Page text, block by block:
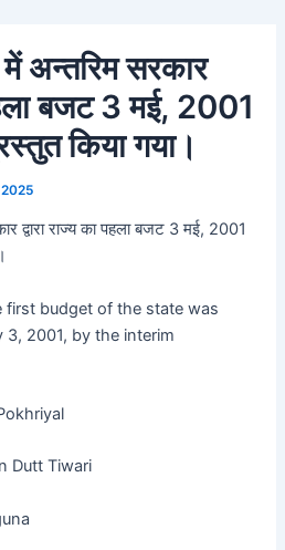
में अन्तरिम सरकार
बजट 3 मई, 2001
किया गया।
द्वारा राज्य का पहला बजट 3 मई, 2001
first budget of the state was
2001, by the interim
Dutt Tiwari